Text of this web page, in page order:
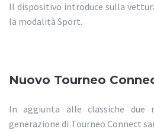
Il dispositivo introduce sulla
la modalità Sport.
Nuovo Tourneo
In aggiunta alle classiche due
generazione di Tourneo Connect